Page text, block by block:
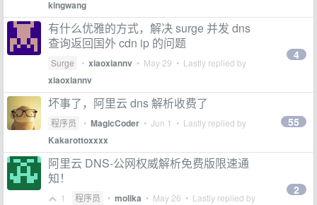
kingwang
有什么优雅的方式，解决 surge 并发 dns
查询返回国外 cdn ip 的问题
Surge • xiaoxiannv • May 29 • Lastly replied by
xiaoxiannv
4
坏事了，阿里云 dns 解析收费了
程序员 • MagicCoder • Jun 1 • Lastly replied by
Kakarottoxxxx
55
阿里云 DNS-公网权威解析免费版限速通
知！
1 程序员 • molika • May 26 • Lastly replied by
2